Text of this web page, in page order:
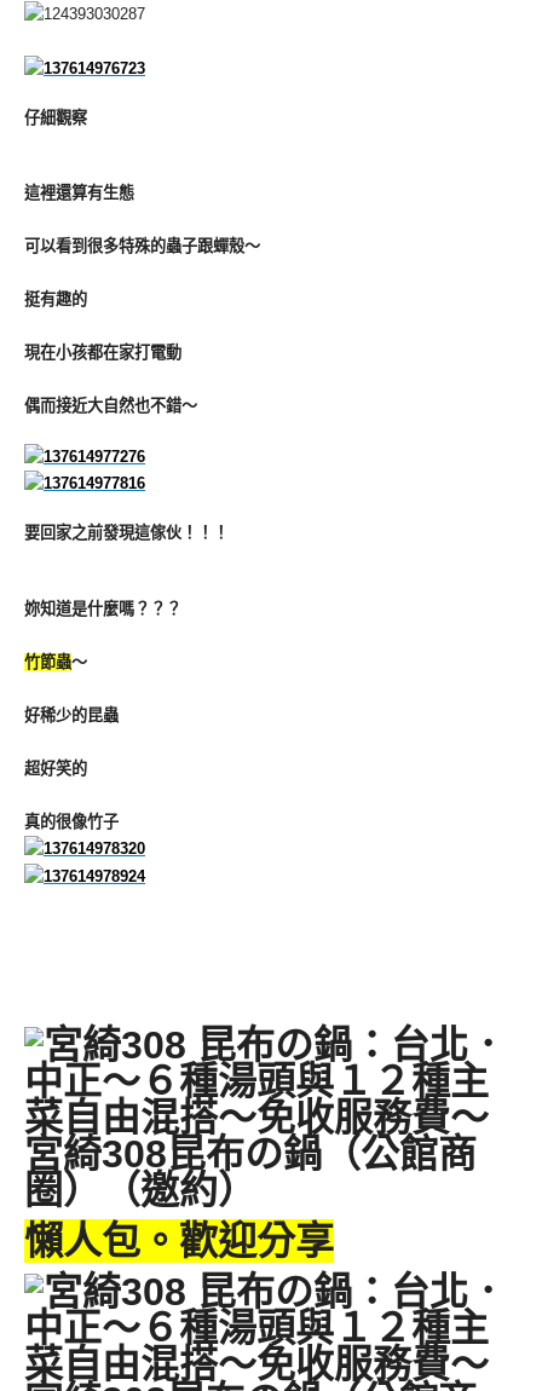
仔細觀察
這裡還算有生態
可以看到很多特殊的蟲子跟蟬殼～
挺有趣的
現在小孩都在家打電動
偶而接近大自然也不錯～
要回家之前發現這傢伙！！！
妳知道是什麼嗎？？？
竹節蟲～
好稀少的昆蟲
超好笑的
真的很像竹子
懶人包。歡迎分享